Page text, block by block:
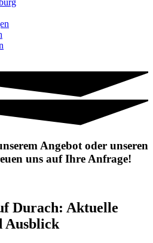
Angebot oder unseren
uns auf Ihre Anfrage!
Durach: Aktuelle
Ausblick